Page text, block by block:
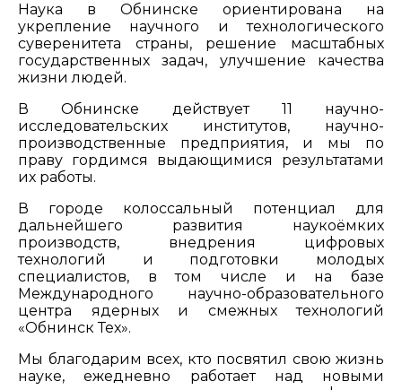
Наука в Обнинске ориентирована на
укрепление научного и технологического
суверенитета страны, решение масштабных
государственных задач, улучшение качества
жизни людей.
В Обнинске действует 11 научно-
исследовательских институтов, научно-
производственные предприятия, и мы по
праву гордимся выдающимися результатами
их работы.
В городе колоссальный потенциал для
дальнейшего развития наукоёмких
производств, внедрения цифровых
технологий и подготовки молодых
специалистов, в том числе и на базе
Международного научно-образовательного
центра ядерных и смежных технологий
«Обнинск Тех».
Мы благодарим всех, кто посвятил свою жизнь
науке, ежедневно работает над новыми